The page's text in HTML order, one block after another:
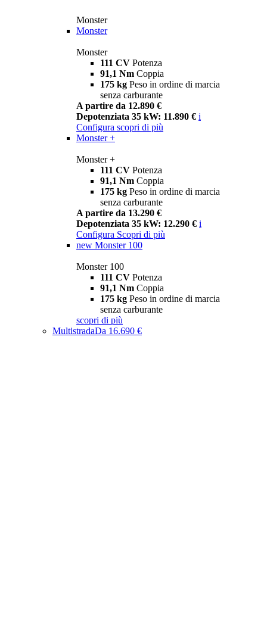
Monster
Monster
Monster
111 CV Potenza
91,1 Nm Coppia
175 kg Peso in ordine di marcia
senza carburante
A partire da 12.890 €
Depotenziata 35 kW: 11.890 € i
Configura scopri di più
Monster +
Monster +
111 CV Potenza
91,1 Nm Coppia
175 kg Peso in ordine di marcia
senza carburante
A partire da 13.290 €
Depotenziata 35 kW: 12.290 € i
Configura Scopri di più
new Monster 100
Monster 100
111 CV Potenza
91,1 Nm Coppia
175 kg Peso in ordine di marcia
senza carburante
scopri di più
MultistradaDa 16.690 €